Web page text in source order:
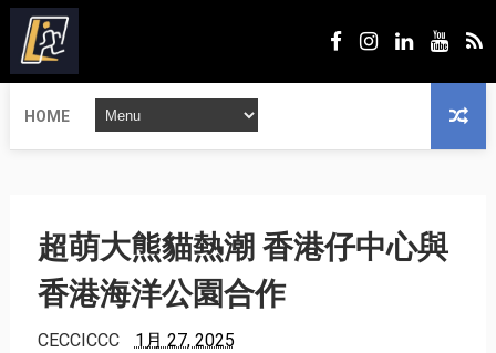
HOME
超萌大熊貓熱潮 香港仔中心與
香港海洋公園合作
CECCICCC 1月 27, 2025